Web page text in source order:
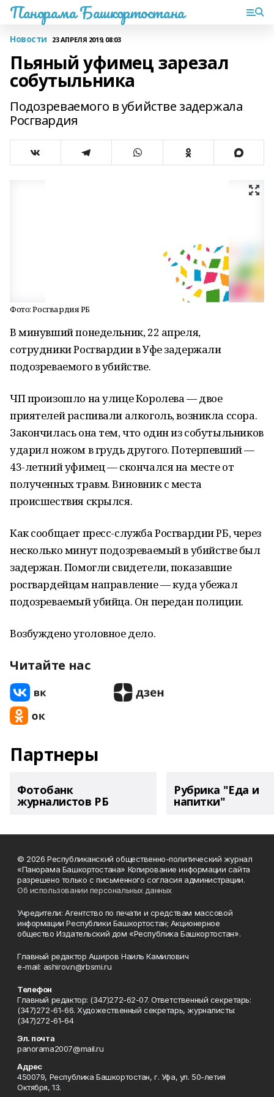
Панорама Башкортостана
Новости 23 АПРЕЛЯ 2019, 08:03
Пьяный уфимец зарезал
собутыльника
Подозреваемого в убийстве задержала
Росгвардия
Фото: Росгвардия РБ
В минувший понедельник, 22 апреля,
сотрудники Росгвардии в Уфе задержали
подозреваемого в убийстве.
ЧП произошло на улице Королева — двое
приятелей распивали алкоголь, возникла ссора.
Закончилась она тем, что один из собутыльников
ударил ножом в грудь другого. Потерпевший —
43-летний уфимец — скончался на месте от
полученных травм. Виновник с места
происшествия скрылся.
Как сообщает пресс-служба Росгвардии РБ, через
несколько минут подозреваемый в убийстве был
задержан. Помогли свидетели, показавшие
росгвардейцам направление — куда убежал
подозреваемый убийца. Он передан полиции.
Возбуждено уголовное дело.
Читайте нас
Партнеры
Фотобанк
журналистов РБ
Рубрика "Еда и
напитки"
© 2026 Республиканский общественно-политический журнал
«Панорама Башкортостана» Копирование информации сайта
разрешено только с письменного согласия администрации.
Об использовании персональных данных
Учредители: Агентство по печати и средствам массовой
информации Республики Башкортостан; Акционерное
общество Издательский дом «Республика Башкортостан».
Главный редактор Аширов Наиль Камилович
e-mail: ashirov.n@rbsmi.ru
Телефон
Главный редактор: (347)272-62-07. Ответственный секретарь:
(347)272-61-66. Художественный секретарь, журналисты:
(347)272-61-64
Эл. почта
panorama2007@mail.ru
Адрес
450079, Республика Башкортостан, г. Уфа, ул. 50-летия
Октября, 13.